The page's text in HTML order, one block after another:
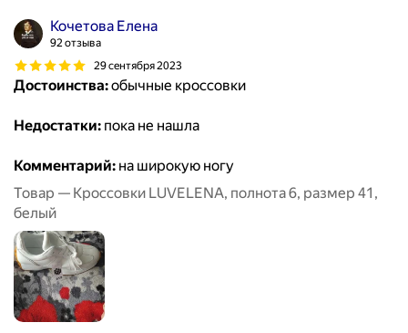
Кочетова Елена
92 отзыва
29 сентября 2023
Достоинства:обычные кроссовки
Недостатки: пока не нашла
Комментарий: на широкую ногу
Товар — Кроссовки LUVELENA, полнота 6, размер 41,
белый